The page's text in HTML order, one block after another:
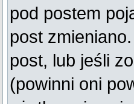
pod postem
post
post, lub jeśli
(powinni oni